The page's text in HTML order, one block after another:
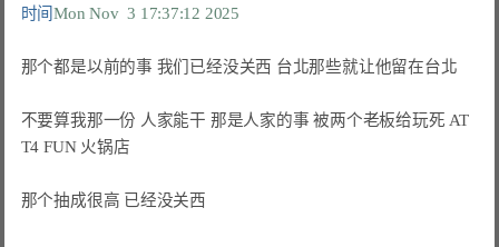
时间Mon Nov  3 17:37:12 2025
那个都是以前的事 我们已经没关西 台北那些就让他留在台北
不要算我那一份 人家能干 那是人家的事 被两个老板给玩死 AT
T4 FUN 火锅店
那个抽成很高 已经没关西